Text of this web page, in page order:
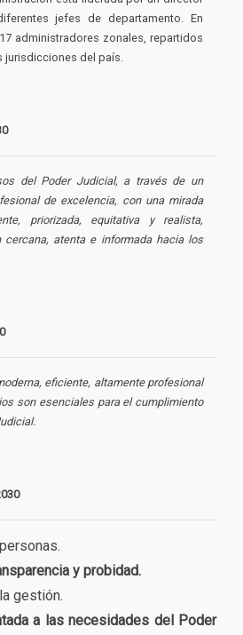
jefes de departamento. En
administradores zonales, repartidos
del país.
del Poder Judicial, a través de un
de excelencia, con una mirada
priorizada, equitativa y realista,
cercana, atenta e informada hacia los
eficiente, altamente profesional
son esenciales para el cumplimiento
y probidad.
gestión.
a las necesidades del Poder